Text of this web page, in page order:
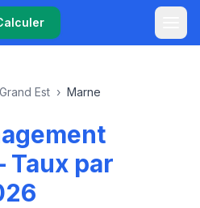
Grand Est › Marne
Taux par